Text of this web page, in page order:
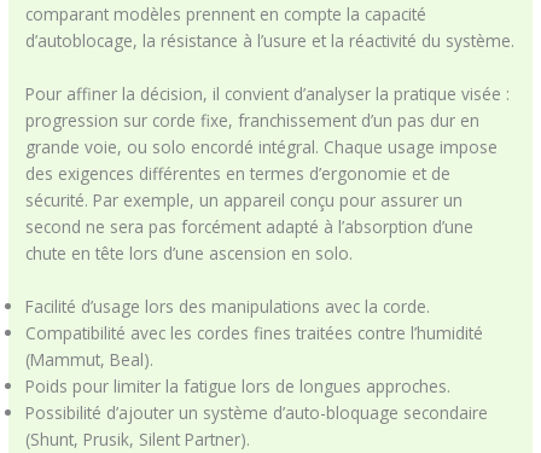
comparant modèles prennent en compte la capacité
d’autoblocage, la résistance à l’usure et la réactivité du système.
Pour affiner la décision, il convient d’analyser la pratique visée :
progression sur corde fixe, franchissement d’un pas dur en
grande voie, ou solo encordé intégral. Chaque usage impose
des exigences différentes en termes d’ergonomie et de
sécurité. Par exemple, un appareil conçu pour assurer un
second ne sera pas forcément adapté à l’absorption d’une
chute en tête lors d’une ascension en solo.
Facilité d’usage lors des manipulations avec la corde.
Compatibilité avec les cordes fines traitées contre l’humidité
(Mammut, Beal).
Poids pour limiter la fatigue lors de longues approches.
Possibilité d’ajouter un système d’auto-bloquage secondaire
(Shunt, Prusik, Silent Partner).